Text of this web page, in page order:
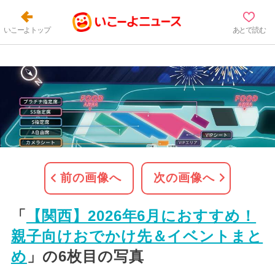
いこーよトップ あとで読む
前の画像へ 次の画像へ
「
【関西】2026年6月におすすめ！
親子向けおでかけ先＆イベントまと
め 」の6枚目の写真